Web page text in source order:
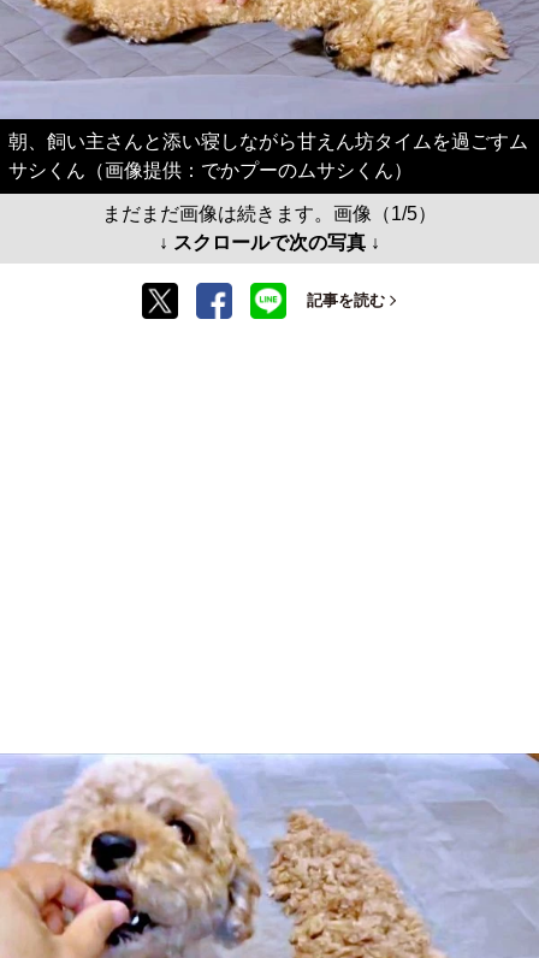
朝、飼い主さんと添い寝しながら甘えん坊タイムを過ごすム
サシくん（画像提供：でかプーのムサシくん）
まだまだ画像は続きます。画像（1/5）
↓ スクロールで次の写真 ↓
記事を読む